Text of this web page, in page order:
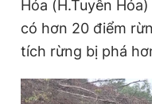
Hóa (H.Tuyên
có hơn 20 điểm
tích rừng bị phá